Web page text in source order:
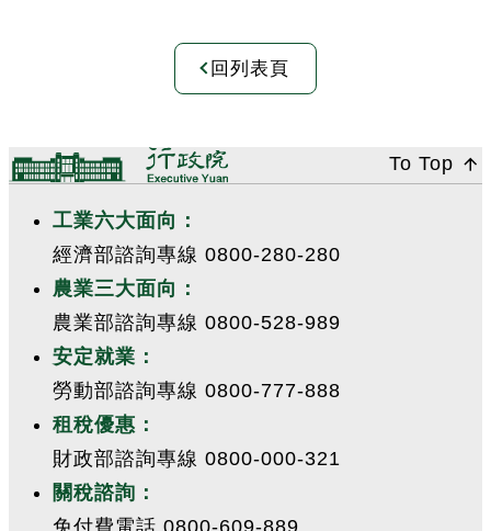
回列表頁
::: To Top
工業六大面向：
經濟部諮詢專線 0800-280-280
農業三大面向：
農業部諮詢專線 0800-528-989
安定就業：
勞動部諮詢專線 0800-777-888
租稅優惠：
財政部諮詢專線 0800-000-321
關稅諮詢：
免付費電話 0800-609-889